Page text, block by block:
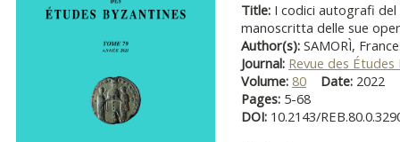
Title: I codici autografi
manoscritta delle sue
Author(s): SAMORÌ,
Journal: Revue des Études
Volume: 80 Date: 2022
Pages: 5-68
DOI: 10.2143/